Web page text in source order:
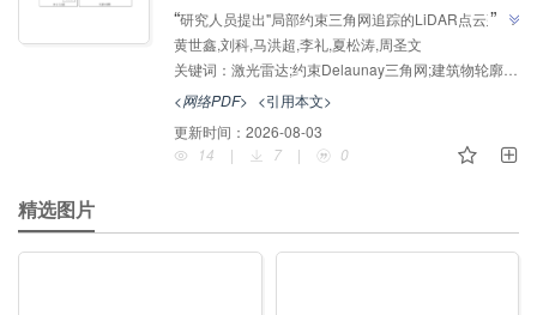
“研究人员提出"局部约束三角网追踪的LiDAR点云建筑
物轮廓提取方法"，建立了从机载激光雷达点云中精确
提取建筑物轮廓的技术体系，为解决点云密度不均与局
部缺失带来的轮廓提取难题提供解决方案，为建筑物三
维重建提供可靠的轮廓信息。
”
黄世鑫,刘科,马洪超,李礼,夏松涛,周圣文
关键词： 激光雷达;约束Delaunay三角网;建筑物轮廓提取;追踪;闭环检测
<网络PDF> <引用本文>
更新时间： 2026-08-03
14
| 7 | 0
精选图片